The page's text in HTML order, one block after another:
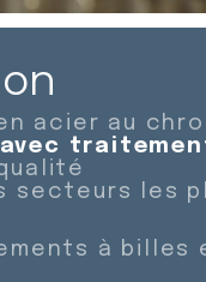
acier au
avec
secteurs les
à billes